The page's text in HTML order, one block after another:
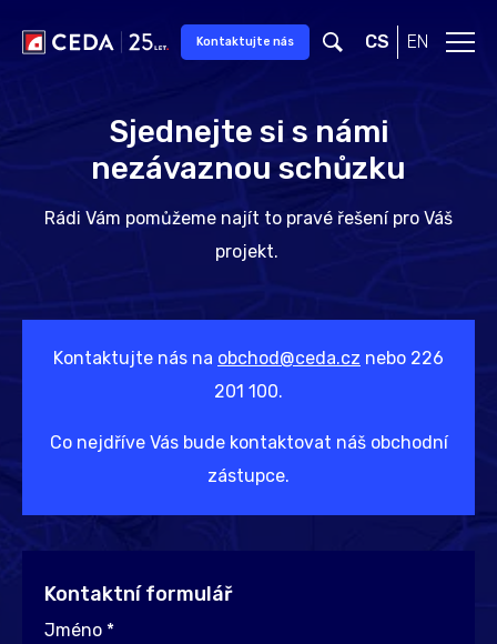
Kontaktujte nás CS EN
Sjednejte si s námi
nezávaznou schůzku
Rádi Vám pomůžeme najít to pravé řešení pro Váš
projekt.
Kontaktujte nás na obchod@ceda.cz nebo 226
201 100.
Co nejdříve Vás bude kontaktovat náš obchodní
zástupce.
Kontaktní formulář
Jméno *